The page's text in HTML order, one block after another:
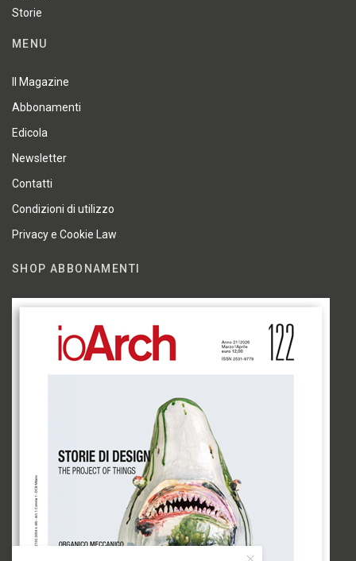
Storie
MENU
Il Magazine
Abbonamenti
Edicola
Newsletter
Contatti
Condizioni di utilizzo
Privacy e Cookie Law
SHOP ABBONAMENTI